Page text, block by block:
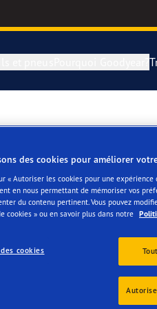
Pourquoi Goodyear?
RACING
F1 SuperSport
des cookies pour améliorer
« Autoriser les cookies pour une
en nous permettant de mémoriser vos
du contenu pertinent. Vous pouvez
cookies » ou en savoir plus dans notre
cookies